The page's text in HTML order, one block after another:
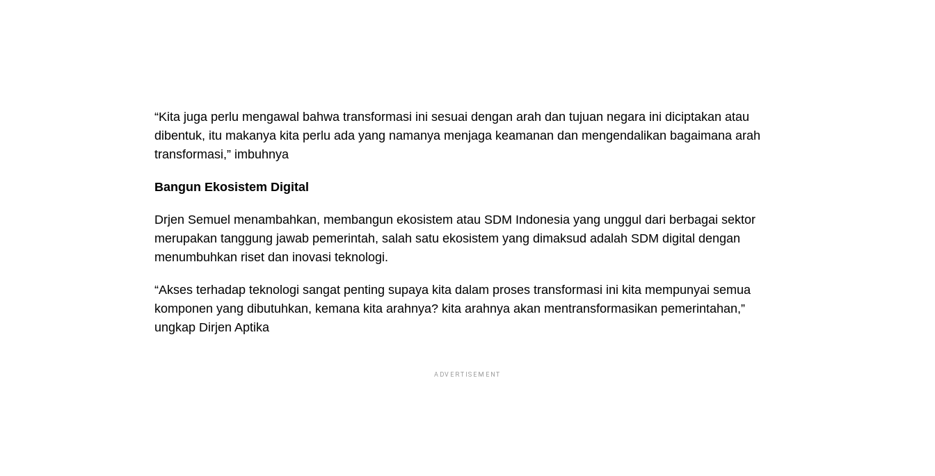
“Kita juga perlu mengawal bahwa transformasi ini sesuai dengan arah dan tujuan negara ini diciptakan atau
dibentuk, itu makanya kita perlu ada yang namanya menjaga keamanan dan mengendalikan bagaimana arah
transformasi,” imbuhnya
Bangun Ekosistem Digital
Drjen Semuel menambahkan, membangun ekosistem atau SDM Indonesia yang unggul dari berbagai sektor
merupakan tanggung jawab pemerintah, salah satu ekosistem yang dimaksud adalah SDM digital dengan
menumbuhkan riset dan inovasi teknologi.
“Akses terhadap teknologi sangat penting supaya kita dalam proses transformasi ini kita mempunyai semua
komponen yang dibutuhkan, kemana kita arahnya? kita arahnya akan mentransformasikan pemerintahan,”
ungkap Dirjen Aptika
ADVERTISEMENT